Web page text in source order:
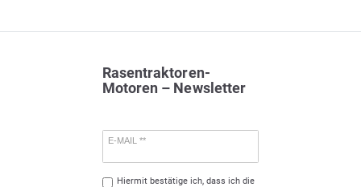
Rasentraktoren-
Motoren – Newsletter
E-MAIL **
Hiermit bestätige ich, dass ich die